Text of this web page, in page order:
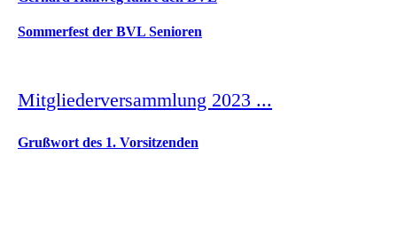
Sommerfest der BVL Senioren
Mitgliederversammlung 2023 ...
Grußwort des 1. Vorsitzenden